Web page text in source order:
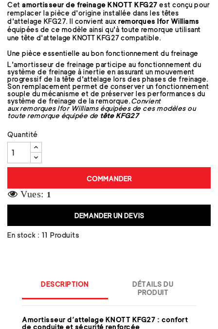
Cet amortisseur de freinage KNOTT KFG27 est conçu pour
remplacer la pièce d'origine installée dans les têtes
d'attelage KFG27. Il convient aux remorques Ifor Williams
équipées de ce modèle ainsi qu'à toute remorque utilisant
une tête d'attelage KNOTT KFG27 compatible.
Une pièce essentielle au bon fonctionnement du freinage
L'amortisseur de freinage participe au fonctionnement du
système de freinage à inertie en assurant un mouvement
progressif de la tête d'attelage lors des phases de freinage.
Son remplacement permet de conserver un fonctionnement
souple du mécanisme et de préserver les performances du
système de freinage de la remorque.Convient
aux remorques Ifor Williams équipées de ces modèles ou
toute remorque équipée de tête KFG27
Quantité
COMMANDER
Vues: 1
DEMANDER UN DEVIS
En stock : 11 Produits
DESCRIPTION
DÉTAILS DU
PRODUIT
Amortisseur d’attelage KNOTT KFG27 : confort
de conduite et sécurité renforcée